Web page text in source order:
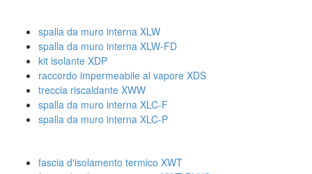
spalla da muro interna XLW
spalla da muro interna XLW-FD
kit isolante XDP
raccordo impermeabile al vapore XDS
treccia riscaldante XWW
spalla da muro interna XLC-F
spalla da muro interna XLC-P
fascia d'isolamento termico XWT